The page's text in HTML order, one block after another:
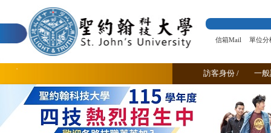
容
信箱Mail 單位分
訪客身份 / 一